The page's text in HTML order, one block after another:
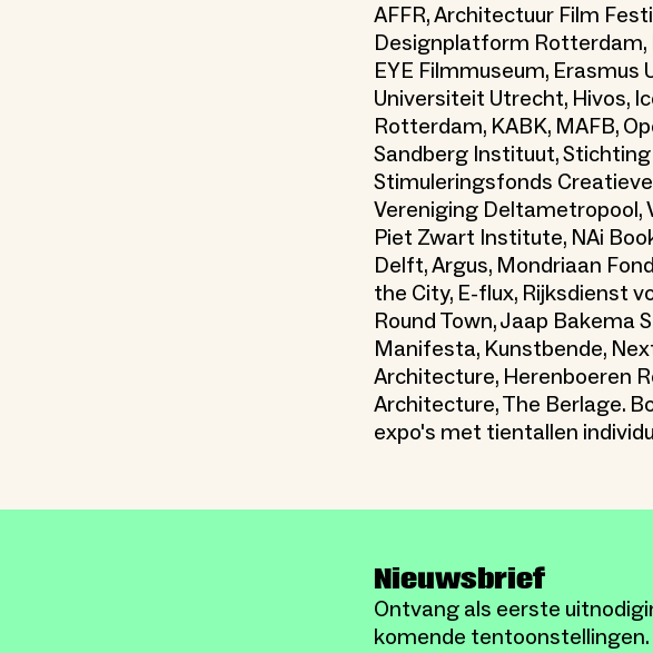
AFFR, Architectuur Film
Designplatform Rotterdam,
EYE Filmmuseum,
Universiteit Utrecht, Hivos,
Rotterdam, KABK, MAFB,
Sandberg Instituut,
Stimuleringsfonds
Vereniging Deltametropool,
Piet Zwart Institute, NAi
Delft, Argus, Mondriaan
the City, E-flux, Rijksdienst
Round Town, Jaap Bakema
Manifesta, Kunstbende,
Architecture, Herenboeren
Architecture, The Berlage.
expo's met tientallen
Nieuwsbrief
Ontvang als eerste
komende tentoonstellingen.